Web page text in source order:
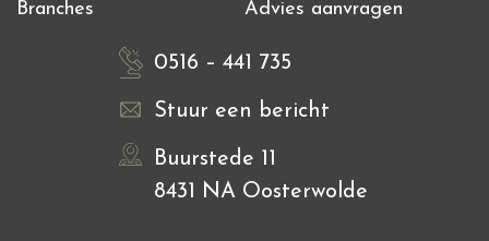
Branches
Advies aanvragen
0516 – 441 735
Stuur een bericht
Buurstede 11
8431 NA Oosterwolde